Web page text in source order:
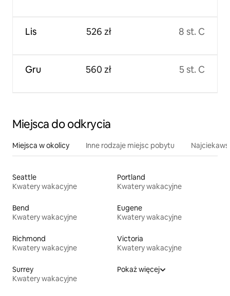
Lis
Gru
526 zł
560 zł
8 st. C
5 st. C
Miejsca do odkrycia
Miejsca w okolicy Inne rodzaje miejsc pobytu
Seattle
Kwatery wakacyjne
Portland
Kwatery wakacyjne
Bend
Kwatery wakacyjne
Eugene
Kwatery wakacyjne
Richmond
Kwatery wakacyjne
Victoria
Kwatery wakacyjne
Surrey
Kwatery wakacyjne
Pokaż więcej